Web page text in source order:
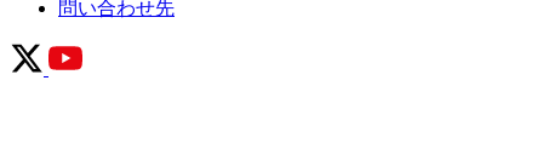
問い合わせ先